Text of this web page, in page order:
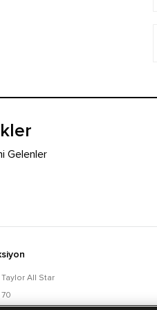
Gelenler
Taylor All Star